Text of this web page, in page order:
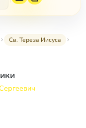
Св. Тереза Иисуса